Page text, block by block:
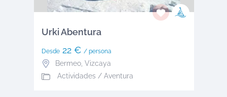
Urki Abentura
Desde22 € / persona
Bermeo, Vizcaya
Actividades / Aventura